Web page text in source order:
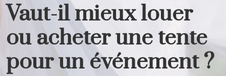
Vaut-il mieux louer
ou acheter une tente
pour un événement ?